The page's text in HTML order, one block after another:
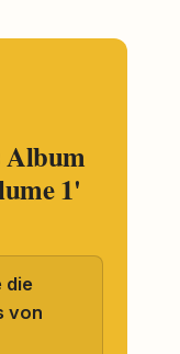
Album
1'
die
von